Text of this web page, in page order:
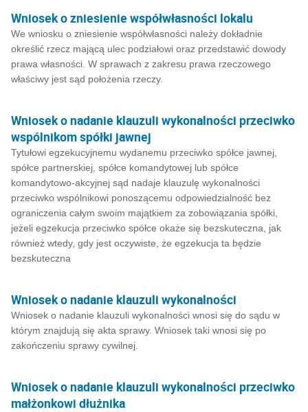
Wniosek o zniesienie współwłasności lokalu
We wniosku o zniesienie współwłasności należy dokładnie
określić rzecz mającą ulec podziałowi oraz przedstawić dowody
prawa własności. W sprawach z zakresu prawa rzeczowego
właściwy jest sąd położenia rzeczy.
Wniosek o nadanie klauzuli wykonalności przeciwko
wspólnikom spółki jawnej
Tytułowi egzekucyjnemu wydanemu przeciwko spółce jawnej,
spółce partnerskiej, spółce komandytowej lub spółce
komandytowo-akcyjnej sąd nadaje klauzulę wykonalności
przeciwko wspólnikowi ponoszącemu odpowiedzialność bez
ograniczenia całym swoim majątkiem za zobowiązania spółki,
jeżeli egzekucja przeciwko spółce okaże się bezskuteczna, jak
również wtedy, gdy jest oczywiste, że egzekucja ta będzie
bezskuteczna
Wniosek o nadanie klauzuli wykonalności
Wniosek o nadanie klauzuli wykonalności wnosi się do sądu w
którym znajdują się akta sprawy. Wniosek taki wnosi się po
zakończeniu sprawy cywilnej.
Wniosek o nadanie klauzuli wykonalności przeciwko
małżonkowi dłużnika